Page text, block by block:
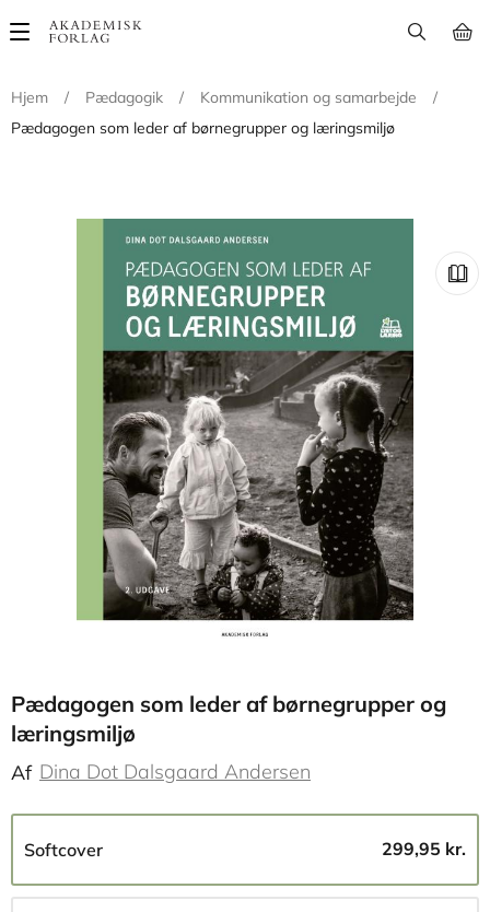
Main
Hjem
/ Pædagogik / Kommunikation og samarbejde
/
Pædagogen som leder af børnegrupper og læringsmiljø
Pædagogen som leder af børnegrupper og
læringsmiljø
Af Dina Dot Dalsgaard Andersen
Softcover 299,95 kr.